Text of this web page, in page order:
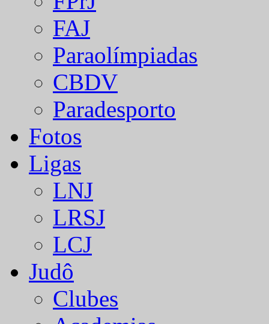
FAJ
Paraolímpiadas
CBDV
Paradesporto
Fotos
Ligas
LNJ
LRSJ
LCJ
Judô
Clubes